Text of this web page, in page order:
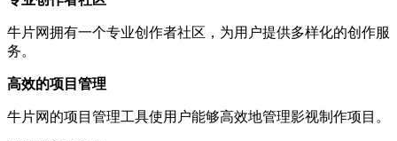
牛片网拥有一个专业创作者社区，为用户提供多样化的创作服
务。
高效的项目管理
牛片网的项目管理工具使用户能够高效地管理影视制作项目。